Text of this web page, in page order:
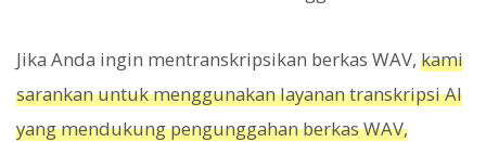
Jika Anda ingin mentranskripsikan berkas WAV, kami
sarankan untuk menggunakan layanan transkripsi AI
yang mendukung pengunggahan berkas WAV,